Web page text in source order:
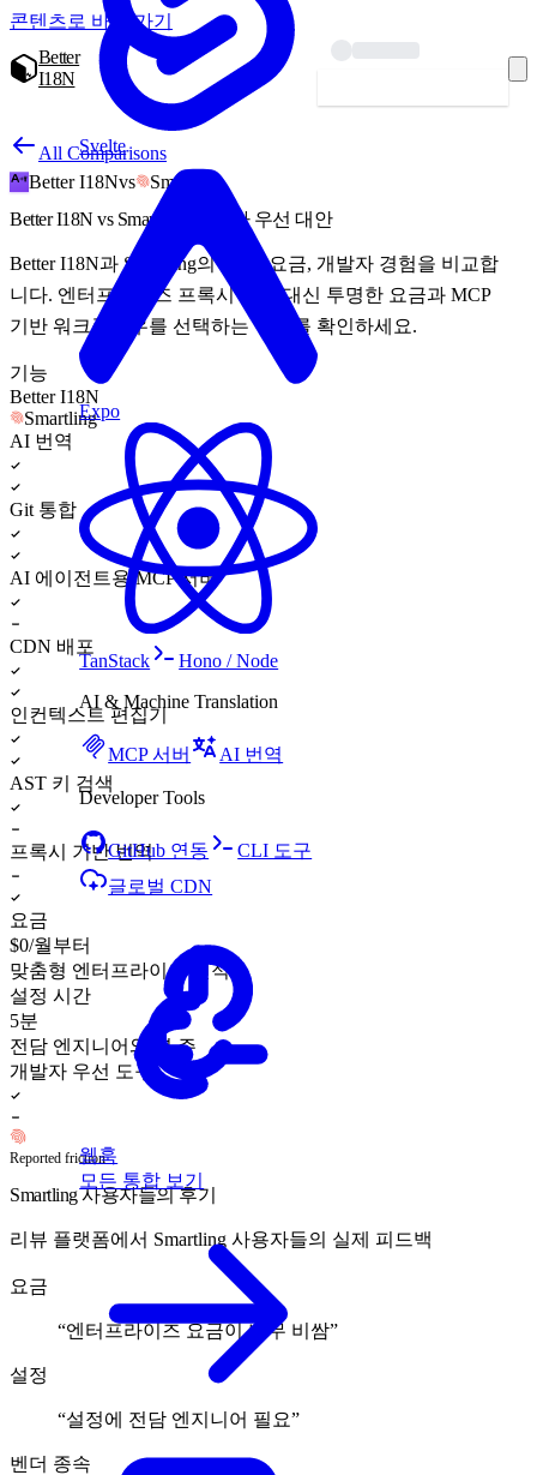
콘텐츠로 바로 가기
Better
I18N
Svelte
Expo
TanStack
Hono / Node
AI & Machine Translation
MCP 서버 AI 번역
Developer Tools
GitHub 연동
CLI 도구
글로벌 CDN
웹훅
모든 통합 보기
All Comparisons
Better I18Nvs
Smartling
Better I18N vs Smartling: 개발자 우선 대안
Better I18N과 Smartling의 기능, 요금, 개발자 경험을 비교합
니다. 엔터프라이즈 프록시 번역 대신 투명한 요금과 MCP
기반 워크플로우를 선택하는 이유를 확인하세요.
기능
Better I18N
Smartling
AI 번역
Git 통합
AI 에이전트용 MCP 서버
CDN 배포
인컨텍스트 편집기
AST 키 검색
프록시 기반 번역
요금
$0/월부터
맞춤형 엔터프라이즈 견적
설정 시간
5분
전담 엔지니어와 몇 주
개발자 우선 도구
Reported friction
Smartling 사용자들의 후기
리뷰 플랫폼에서 Smartling 사용자들의 실제 피드백
요금
“엔터프라이즈 요금이 너무 비쌈”
설정
“설정에 전담 엔지니어 필요”
벤더 종속